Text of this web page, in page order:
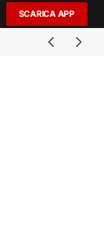
SCARICA APP